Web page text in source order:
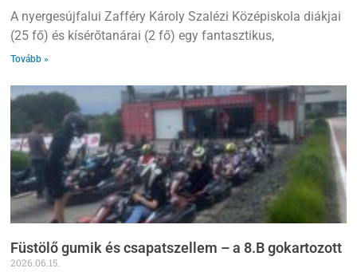
A nyergesújfalui Zafféry Károly Szalézi Középiskola diákjai
(25 fő) és kísérőtanárai (2 fő) egy fantasztikus,
Tovább »
Füstölő gumik és csapatszellem – a 8.B gokartozott
2026.06.15.